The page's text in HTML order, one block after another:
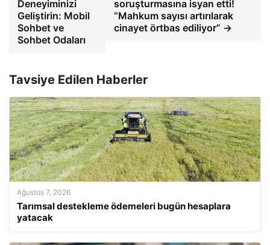
Deneyiminizi
Geliştirin: Mobil
Sohbet ve
Sohbet Odaları
soruşturmasına isyan etti!
“Mahkum sayısı artırılarak
cinayet örtbas ediliyor” →
Tavsiye Edilen Haberler
Ağustos 7, 2026
Tarımsal destekleme ödemeleri bugün hesaplara
yatacak